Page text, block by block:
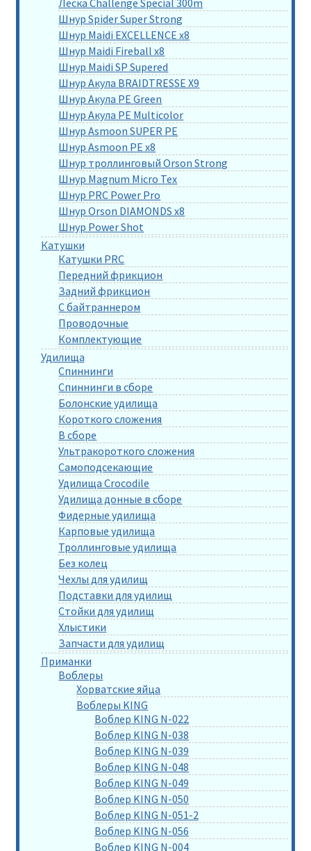
Шнур Spider Super Strong
Шнур Maidi EXCELLENCE x8
Шнур Maidi Fireball x8
Шнур Maidi SP Supered
Шнур Акула BRAIDTRESSE X9
Шнур Акула PE Green
Шнур Акула PE Multicolor
Шнур Asmoon SUPER PE
Шнур Asmoon PE x8
Шнур троллинговый Orson Strong
Шнур Magnum Micro Tex
Шнур PRC Power Pro
Шнур Orson DIAMONDS x8
Шнур Power Shot
Катушки
Катушки PRC
Передний фрикцион
Задний фрикцион
С байтраннером
Проводочные
Комплектующие
Удилища
Спиннинги
Спиннинги в сборе
Болонские удилища
Короткого сложения
В сборе
Ультракороткого сложения
Самоподсекающие
Удилища Crocodile
Удилища донные в сборе
Фидерные удилища
Карповые удилища
Троллинговые удилища
Без колец
Чехлы для удилищ
Подставки для удилищ
Стойки для удилищ
Хлыстики
Запчасти для удилищ
Приманки
Воблеры
Хорватские яйца
Воблеры KING
Воблер KING N-022
Воблер KING N-038
Воблер KING N-039
Воблер KING N-048
Воблер KING N-049
Воблер KING N-050
Воблер KING N-051-2
Воблер KING N-056
Воблер KING N-004